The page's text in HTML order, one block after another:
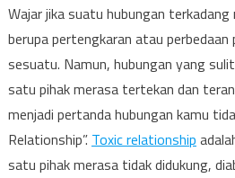
Wajar jika suatu hubungan
berupa pertengkaran atau
sesuatu. Namun, hubungan yang
satu pihak merasa tertekan dan
menjadi pertanda hubungan kamu
Relationship”. Toxic relationship
satu pihak merasa tidak didukung,